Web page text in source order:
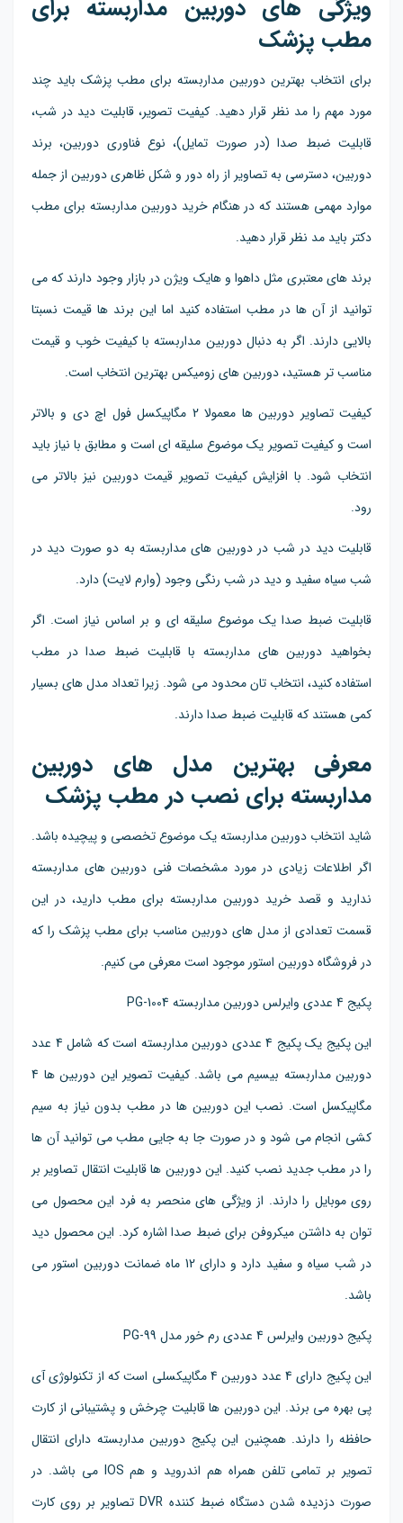
ویژگی های دوربین مداربسته برای
مطب پزشک
برای انتخاب بهترین دوربین مداربسته برای مطب پزشک باید چند
مورد مهم را مد نظر قرار دهید. کیفیت تصویر، قابلیت دید در شب،
قابلیت ضبط صدا (در صورت تمایل)، نوع فناوری دوربین، برند
دوربین، دسترسی به تصاویر از راه دور و شکل ظاهری دوربین از جمله
موارد مهمی هستند که در هنگام خرید دوربین مداربسته برای مطب
دکتر باید مد نظر قرار دهید.
برند های معتبری مثل داهوا و هایک ویژن در بازار وجود دارند که می
توانید از آن ها در مطب استفاده کنید اما این برند ها قیمت نسبتا
بالایی دارند. اگر به دنبال دوربین مداربسته با کیفیت خوب و قیمت
مناسب تر هستید، دوربین های زومیکس بهترین انتخاب است.
کیفیت تصاویر دوربین ها معمولا 2 مگاپیکسل فول اچ دی و بالاتر
است و کیفیت تصویر یک موضوع سلیقه ای است و مطابق با نیاز باید
انتخاب شود. با افزایش کیفیت تصویر قیمت دوربین نیز بالاتر می
رود.
قابلیت دید در شب در دوربین های مداربسته به دو صورت دید در
شب سیاه سفید و دید در شب رنگی وجود (وارم لایت) دارد.
قابلیت ضبط صدا یک موضوع سلیقه ای و بر اساس نیاز است. اگر
بخواهید دوربین های مداربسته با قابلیت ضبط صدا در مطب
استفاده کنید، انتخاب تان محدود می شود. زیرا تعداد مدل های بسیار
کمی هستند که قابلیت ضبط صدا دارند.
معرفی بهترین مدل های دوربین
مداربسته برای نصب در مطب پزشک
شاید انتخاب دوربین مداربسته یک موضوع تخصصی و پیچیده باشد.
اگر اطلاعات زیادی در مورد مشخصات فنی دوربین های مداربسته
ندارید و قصد خرید دوربین مداربسته برای مطب دارید، در این
قسمت تعدادی از مدل های دوربین مناسب برای مطب پزشک را که
در فروشگاه دوربین استور موجود است معرفی می کنیم.
پکیج 4 عددی وایرلس دوربین مداربسته PG-1004
این پکیج یک پکیج 4 عددی دوربین مداربسته است که شامل 4 عدد
دوربین مداربسته بیسیم می باشد. کیفیت تصویر این دوربین ها 4
مگاپیکسل است. نصب این دوربین ها در مطب بدون نیاز به سیم
کشی انجام می شود و در صورت جا به جایی مطب می توانید آن ها
را در مطب جدید نصب کنید. این دوربین ها قابلیت انتقال تصاویر بر
روی موبایل را دارند. از ویژگی های منحصر به فرد این محصول می
توان به داشتن میکروفن برای ضبط صدا اشاره کرد. این محصول دید
در شب سیاه و سفید دارد و دارای 12 ماه ضمانت دوربین استور می
باشد.
پکیج دوربین وایرلس 4 عددی رم خور مدل PG-99
این پکیج دارای 4 عدد دوربین 4 مگاپیکسلی است که از تکنولوژی آی
پی بهره می برند. این دوربین ها قابلیت چرخش و پشتیبانی از کارت
حافظه را دارند. همچنین این پکیج دوربین مداربسته دارای انتقال
تصویر بر تمامی تلفن همراه هم اندروید و هم IOS می باشد. در
صورت دزدیده شدن دستگاه ضبط کننده DVR تصاویر بر روی کارت